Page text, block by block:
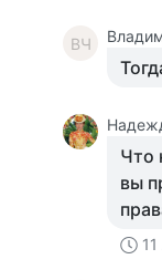
ВЧ
Что
вы